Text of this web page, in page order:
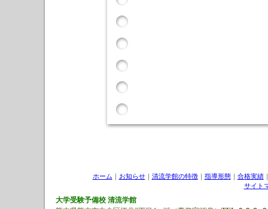
ホーム ｜ お知らせ｜ 清流学館の特徴｜ 指導形態｜ 合格実績
サイト
大学受験予備校 清流学館